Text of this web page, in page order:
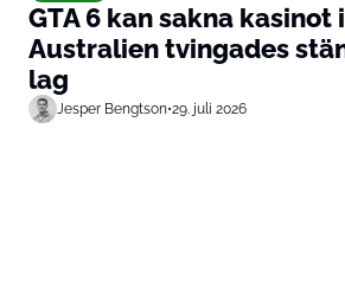
GTA 6 kan sakna kasinot
Australien tvingades
lag
Jesper Bengtson•29. juli 2026